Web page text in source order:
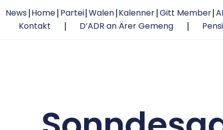
News Home Partei Walen Kalenner Gitt Member
Kontakt
D’ADR an Ärer Gemeng